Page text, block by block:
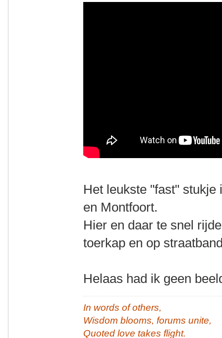
Het leukste "fast"
en Montfoort.
Hier en daar te snel
toerkap en op
Helaas had ik geen
In words of others,
Wisdom blooms, forums unite,
Quoted love takes flight.